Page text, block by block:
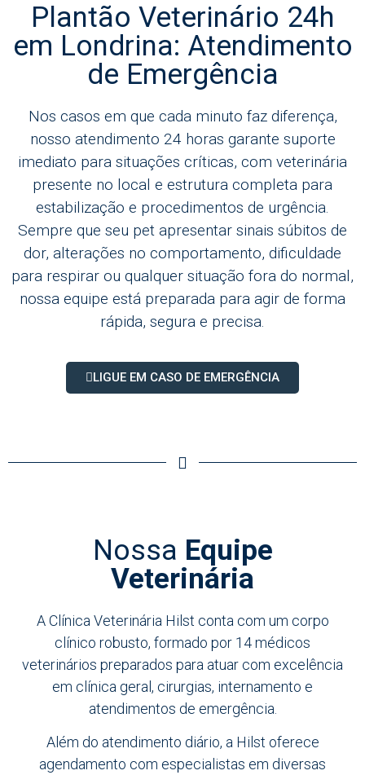
Plantão Veterinário 24h
em Londrina: Atendimento
de Emergência
Nos casos em que cada minuto faz diferença,
nosso atendimento 24 horas garante suporte
imediato para situações críticas, com veterinária
presente no local e estrutura completa para
estabilização e procedimentos de urgência.
Sempre que seu pet apresentar sinais súbitos de
dor, alterações no comportamento, dificuldade
para respirar ou qualquer situação fora do normal,
nossa equipe está preparada para agir de forma
rápida, segura e precisa.
LIGUE EM CASO DE EMERGÊNCIA
Nossa Equipe
Veterinária
A Clínica Veterinária Hilst conta com um corpo
clínico robusto, formado por 14 médicos
veterinários preparados para atuar com excelência
em clínica geral, cirurgias, internamento e
atendimentos de emergência.
Além do atendimento diário, a Hilst oferece
agendamento com especialistas em diversas